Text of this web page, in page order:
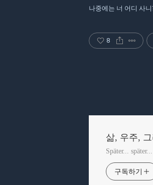
나중에는 너 어디 사
8
삶, 우주,
Später...
구독하기